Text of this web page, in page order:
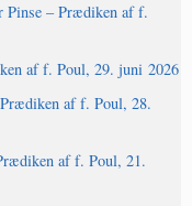
Pinse – Prædiken af f.
af f. Poul, 29. juni 2026
af f. Poul, 28.
af f. Poul, 21.